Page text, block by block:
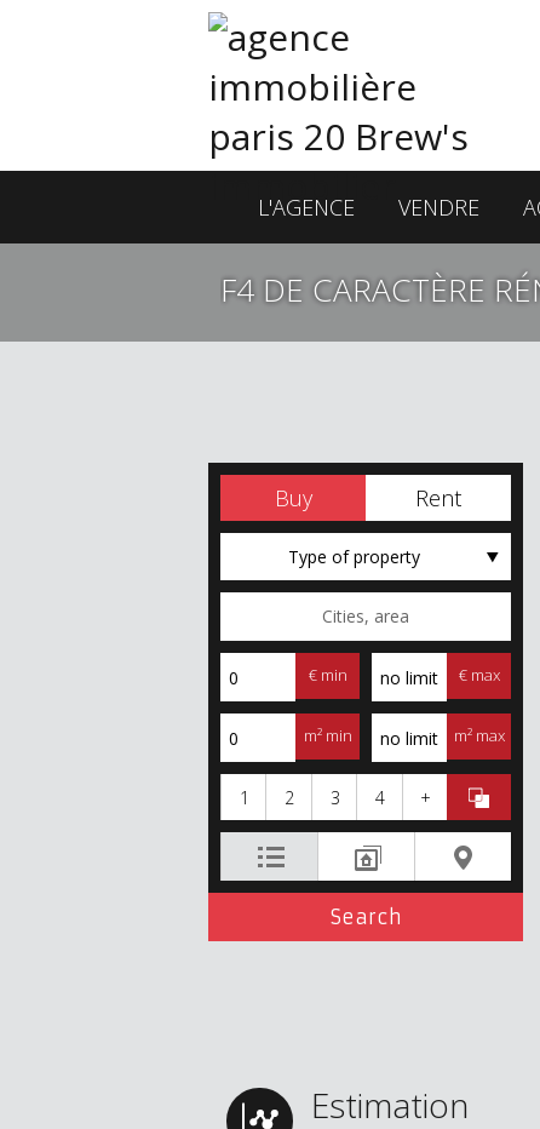
L'AGENCE VENDRE
F4 DE CARACTÈRE
Buy Rent
Type of property
€ min € max
m² min m² max
1 2 3 4 +
Estimation